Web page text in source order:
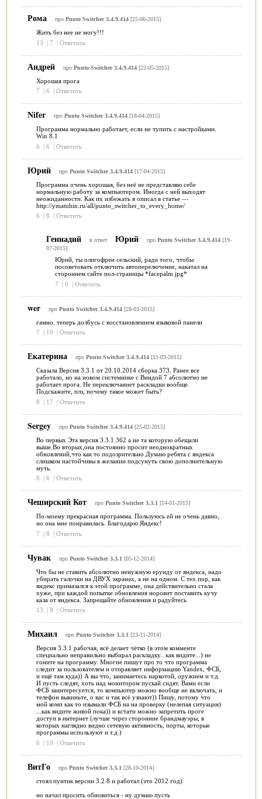
Рома про Punto Switcher 3.4.9.414[25-06-2015]
Жить без нее не могу!!!
13
| 7 | Ответить
Андрей про Punto Switcher 3.4.9.414[22-05-2015]
Хорошая прога
7
| 6 | Ответить
Nifer про Punto Switcher 3.4.9.414[18-04-2015]
Программа нормально работает, если не тупить с настройками.
Win 8.1
6
| 6 | Ответить
Юрий про Punto Switcher 3.4.9.414[17-04-2015]
Программа очень хорошая, без неё не представляю себе
нормальную работу за компьютером. Иногда с ней выходят
неожиданности. Как их избежать я описал в статье —
http://ymatuhin.ru/all/punto_switcher_to_every_home/
6
| 8 | Ответить
Геннадий в ответ Юрий про Punto Switcher 3.4.9.414[19-
07-2015]
Юрий, ты олигофрен сельский, ради того, чтобы
посоветовать отключить автоперелючение, накатал на
стороннем сайте пол-страницы *facepalm.jpg*
7
| 6 | Ответить
wer про Punto Switcher 3.4.9.414[28-03-2015]
гамно. теперь долбусь с восстановлением языковой панели
7
| 10 | Ответить
Екатерина про Punto Switcher 3.4.9.414[11-03-2015]
Сказала Версия 3.3.1 от 20.10.2014 сборка 373. Ранее все
работало, но на новом системнике с Виндой 7 абсолютно не
работает прога. Не переключаниет раскладки вообще.
Подскажите, плз, почему такое может быть?
8
| 17 | Ответить
Sergey про Punto Switcher 3.4.9.414[25-02-2015]
Во первых Эта версия 3.3.1.362 а не та которую обещали
выше.Во вторых,она постоянно просит неоднократных
обновлений,что как то подозрительно.Думаю ребята с яндекса
слишком настойчивы в желании подсунуть свою дополнительную
муть.
8
| 6 | Ответить
Чеширский Кот про Punto Switcher 3.3.1 [14-01-2015]
По-моему прекрасная программа. Пользуюсь ей не очень давно,
но она мне понравилась. Благодарю Яндекс!
7
| 8 | Ответить
Чувак про Punto Switcher 3.3.1 [05-12-2014]
Что бы не ставить абсолютно ненужную ерунду от яндекса, надо
убирать галочки на ДВУХ экранах, а не на одном. С тех пор, как
яндекс примазался к этой программе, она действительно стала
хуже, при каждой попытке обновления норовит поставить кучу
кала от яндекса. Запрещайте обновления и радуйтесь
13
| 8 | Ответить
Михаил про Punto Switcher 3.3.1 [23-11-2014]
Версия 3.3.1 рабочая, всё делает чётко (в этом комменте
специально неправильно выбирал раскладку.. как видите...) не
гоните на программу. Многие пишут про то что программа
следит за пользователем и отправляет информацию Yandex, ФСБ,
и ещё там куда)) А вы что, занимаетесь наркотой, оружием и т.д.
И пусть следят, хоть над монитором пускай сидят. Вами если
ФСБ заинтересуется, то компьютер можно вообще не включать, и
телефон выкиньте, о вас и так всё узнают)) Пишу, потому что
мой комп как то изымали ФСБ на на проверку (нелепая ситуация)
...как видите живой пока)) и кстати можно запретить проге
доступ в интернет (лучше через сторонние брандмауэры, в
которых наглядно видно сетевую активность, порты, которые
программы используют и т.д.)
6
| 10 | Ответить
ВитГо про Punto Switcher 3.3.1 [28-10-2014]
стоял пунтик версии 3.2.8 и работал (это 2012 год)
но начал просить обновиться - ну думаю пусть